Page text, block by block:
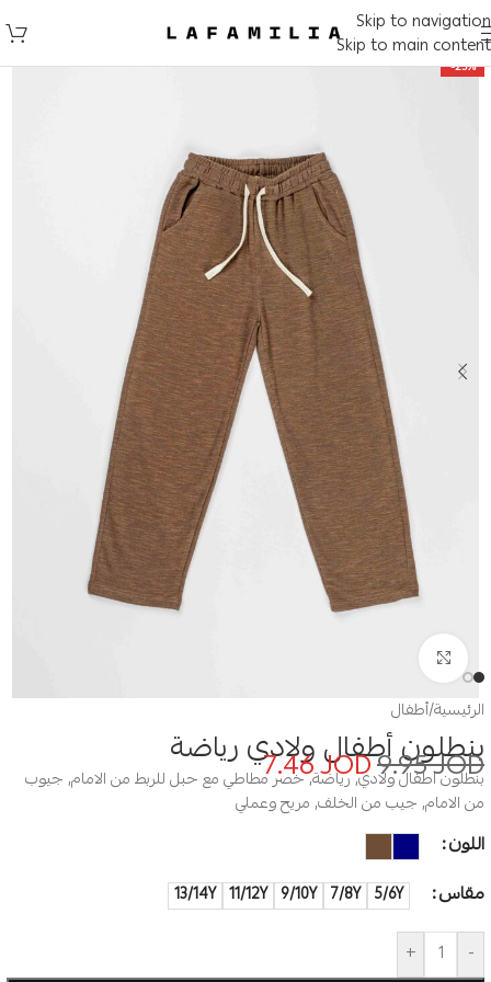
Skip to navigation
Skip to main content
-25%
Click to enlarge
الرئيسية/أطفال
بنطلون أطفال ولادي رياضة
9.95JOD
7.46JOD
بنطلون اطفال ولادي, رياضة, خصر مطاطي مع حبل للربط من الامام, جيوب
من الامام, جيب من الخلف, مريح وعملي
اللون
مقاس
5/6Y
7/8Y
9/10Y
11/12Y
13/14Y
-
+